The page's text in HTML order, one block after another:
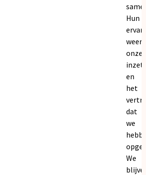
Hun
onze
inzet
en
het
dat
we
We